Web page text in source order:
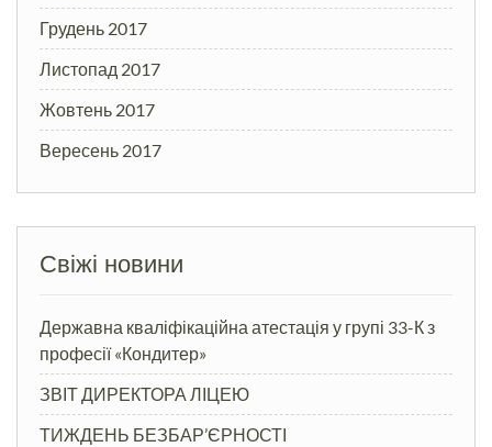
Грудень 2017
Листопад 2017
Жовтень 2017
Вересень 2017
Свіжі новини
Державна кваліфікаційна атестація у групі 33-К з
професії «Кондитер»
ЗВІТ ДИРЕКТОРА ЛІЦЕЮ
ТИЖДЕНЬ БЕЗБАР’ЄРНОСТІ